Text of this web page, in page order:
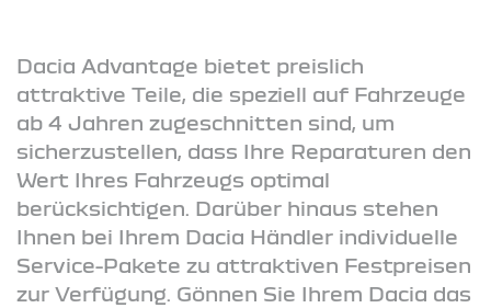
Dacia Advantage bietet preislich
attraktive Teile, die speziell auf Fahrzeuge
ab 4 Jahren zugeschnitten sind, um
sicherzustellen, dass Ihre Reparaturen den
Wert Ihres Fahrzeugs optimal
berücksichtigen. Darüber hinaus stehen
Ihnen bei Ihrem Dacia Händler individuelle
Service-Pakete zu attraktiven Festpreisen
zur Verfügung. Gönnen Sie Ihrem Dacia das